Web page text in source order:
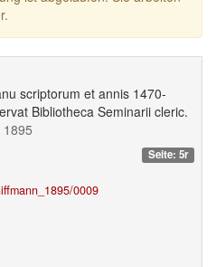
scriptorum et annis 1470-
Bibliotheca Seminarii cleric.
Seite: 5r
0009